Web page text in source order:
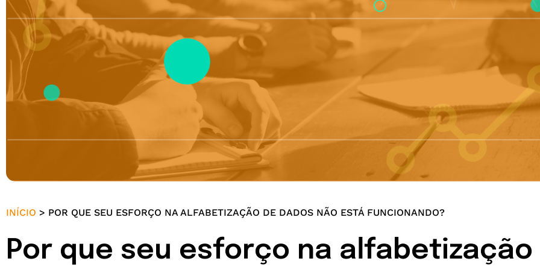
INÍCIO > POR QUE SEU ESFORÇO NA ALFABETIZAÇÃO DE DADOS NÃO ESTÁ FUNCIONANDO?
Por que seu esforço na alfabetização